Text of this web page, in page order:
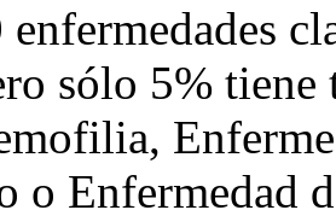
sólo 5%
o Enfermedad